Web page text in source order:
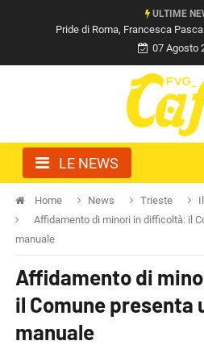
ULTIME
Pride di Roma, Francesca
07 Agosto
LE NEWS
Home News Trieste
Affidamento di minori in difficoltà: il
manuale
Affidamento di
il Comune presenta
manuale